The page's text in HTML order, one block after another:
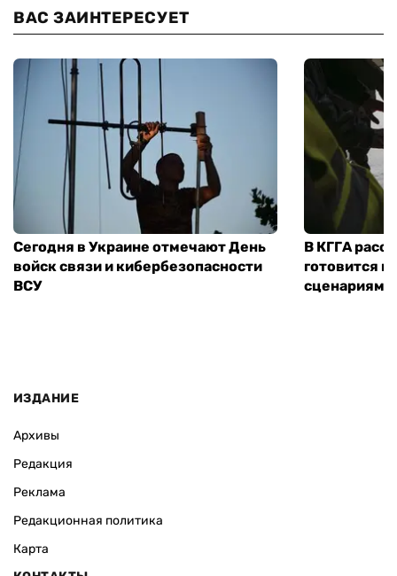
ВАС ЗАИНТЕРЕСУЕТ
Сегодня в Украине отмечают День
войск связи и кибербезопасности
ВСУ
В КГГА
готовится
сценариям
ИЗДАНИЕ
Архивы
Редакция
Реклама
Редакционная политика
Карта